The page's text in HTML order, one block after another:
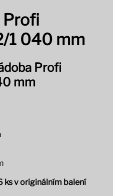
Profi
1 040 mm
Profi
mm
ks v originálním balení